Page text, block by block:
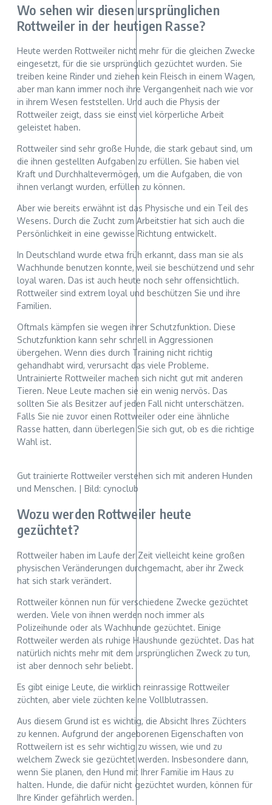
Wo sehen wir diesen ursprünglichen
Rottweiler in der heutigen Rasse?
Heute werden Rottweiler nicht mehr für die gleichen Zwecke
eingesetzt, für die sie ursprünglich gezüchtet wurden. Sie
treiben keine Rinder und ziehen kein Fleisch in einem Wagen,
aber man kann immer noch ihre Vergangenheit nach wie vor
in ihrem Wesen feststellen. Und auch die Physis der
Rottweiler zeigt, dass sie einst viel körperliche Arbeit
geleistet haben.
Rottweiler sind sehr große Hunde, die stark gebaut sind, um
die ihnen gestellten Aufgaben zu erfüllen. Sie haben viel
Kraft und Durchhaltevermögen, um die Aufgaben, die von
ihnen verlangt wurden, erfüllen zu können.
Aber wie bereits erwähnt ist das Physische und ein Teil des
Wesens. Durch die Zucht zum Arbeitstier hat sich auch die
Persönlichkeit in eine gewisse Richtung entwickelt.
In Deutschland wurde etwa früh erkannt, dass man sie als
Wachhunde benutzen konnte, weil sie beschützend und sehr
loyal waren. Das ist auch heute noch sehr offensichtlich.
Rottweiler sind extrem loyal und beschützen Sie und ihre
Familien.
Oftmals kämpfen sie wegen ihrer Schutzfunktion. Diese
Schutzfunktion kann sehr schnell in Aggressionen
übergehen. Wenn dies durch Training nicht richtig
gehandhabt wird, verursacht das viele Probleme.
Untrainierte Rottweiler machen sich nicht gut mit anderen
Tieren. Neue Leute machen sie ein wenig nervös. Das
sollten Sie als Besitzer auf jeden Fall nicht unterschätzen.
Falls Sie nie zuvor einen Rottweiler oder eine ähnliche
Rasse hatten, dann überlegen Sie sich gut, ob es die richtige
Wahl ist.
Gut trainierte Rottweiler verstehen sich mit anderen Hunden
und Menschen. | Bild: cynoclub
Wozu werden Rottweiler heute
gezüchtet?
Rottweiler haben im Laufe der Zeit vielleicht keine großen
physischen Veränderungen durchgemacht, aber ihr Zweck
hat sich stark verändert.
Rottweiler können nun für verschiedene Zwecke gezüchtet
werden. Viele von ihnen werden noch immer als
Polizeihunde oder als Wachhunde gezüchtet. Einige
Rottweiler werden als ruhige Haushunde gezüchtet. Das hat
natürlich nichts mehr mit dem ursprünglichen Zweck zu tun,
ist aber dennoch sehr beliebt.
Es gibt einige Leute, die wirklich reinrassige Rottweiler
züchten, aber viele züchten keine Vollblutrassen.
Aus diesem Grund ist es wichtig, die Absicht Ihres Züchters
zu kennen. Aufgrund der angeborenen Eigenschaften von
Rottweilern ist es sehr wichtig zu wissen, wie und zu
welchem Zweck sie gezüchtet werden. Insbesondere dann,
wenn Sie planen, den Hund mit Ihrer Familie im Haus zu
halten. Hunde, die dafür nicht gezüchtet wurden, können für
Ihre Kinder gefährlich werden.